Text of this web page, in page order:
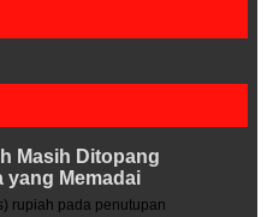
Masih Ditopang
yang Memadai
rupiah pada penutupan